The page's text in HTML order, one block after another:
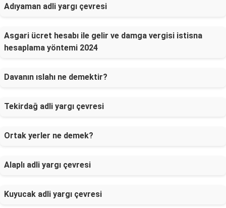
Adıyaman adli yargı çevresi
Asgari ücret hesabı ile gelir ve damga vergisi istisna
hesaplama yöntemi 2024
Davanın ıslahı ne demektir?
Tekirdağ adli yargı çevresi
Ortak yerler ne demek?
Alaplı adli yargı çevresi
Kuyucak adli yargı çevresi